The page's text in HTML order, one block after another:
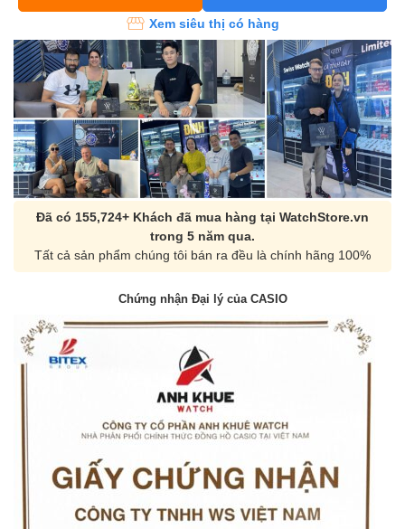
Xem siêu thị có hàng
Đã có 155,724+ Khách đã mua hàng tại WatchStore.vn
trong 5 năm qua.
Tất cả sản phẩm chúng tôi bán ra đều là chính hãng 100%
Chứng nhận Đại lý của CASIO